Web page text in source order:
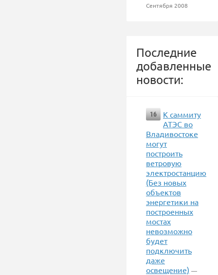
Сентября 2008
Последние
добавленные
новости:
16
К саммиту
АТЭС во
Владивостоке
могут
построить
ветровую
электростанцию
(Без новых
объектов
энергетики на
построенных
мостах
невозможно
будет
подключить
даже
освещение) —